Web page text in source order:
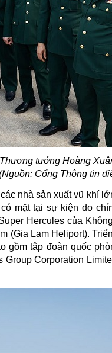
tướng Hoàng
Cổng Thông tin
nhà sản xuất vũ khí
mặt tại sự kiện do
Hercules của
(Gia Lam Heliport).
gồm tập đoàn quốc
Corporation